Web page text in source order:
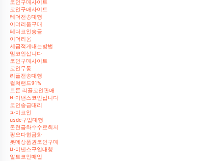
코인구매사이트
코인구매사이트
테더전송대행
이더리움구매
테더코인송금
이더리움
세금적게내는방법
밈코인삽니다
코인구매사이트
코인무통
리플전송대행
컬쳐랜드91%
트론 리플코인판매
바이낸스코인삽니다
코인송금대리
파이코인
usdc구입대행
돈현금화수수료최저
핑오다현금화
롯데상품권코인구매
바이낸스구입대행
알트코인매입